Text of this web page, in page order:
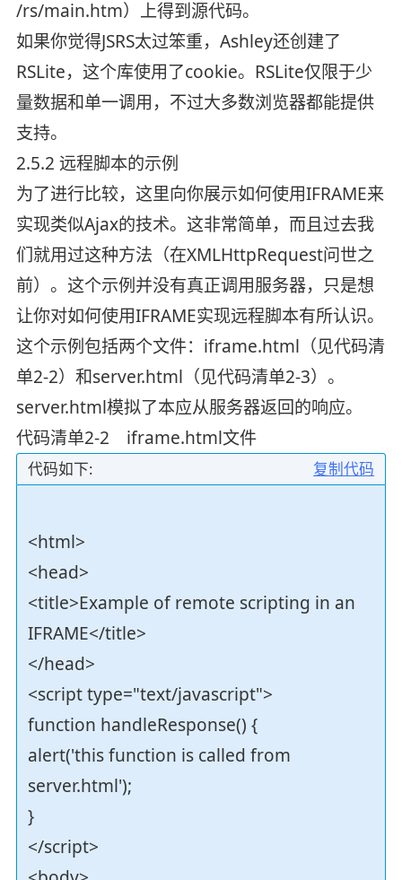
/rs/main.htm）上得到源代码。
如果你觉得JSRS太过笨重，Ashley还创建了
RSLite，这个库使用了cookie。RSLite仅限于少
量数据和单一调用，不过大多数浏览器都能提供
支持。
2.5.2 远程脚本的示例
为了进行比较，这里向你展示如何使用IFRAME来
实现类似Ajax的技术。这非常简单，而且过去我
们就用过这种方法（在XMLHttpRequest问世之
前）。这个示例并没有真正调用服务器，只是想
让你对如何使用IFRAME实现远程脚本有所认识。
这个示例包括两个文件：iframe.html（见代码清
单2-2）和server.html（见代码清单2-3）。
server.html模拟了本应从服务器返回的响应。
代码清单2-2 iframe.html文件
复制代码
代码如下:
<html>
<head>
<title>Example of remote scripting in an
IFRAME</title>
</head>
<script type="text/javascript">
function handleResponse() {
alert('this function is called from
server.html');
}
</script>